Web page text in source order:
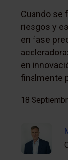
Cuando se
riesgos y
en fase
en
finalmente
18